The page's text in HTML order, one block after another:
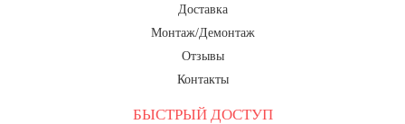
Доставка
Монтаж/Демонтаж
Отзывы
Контакты
БЫСТРЫЙ ДОСТУП